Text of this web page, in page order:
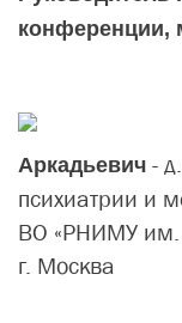
конференции,
Аркадьевич -
психиатрии и
ВО «РНИМУ им.
г. Москва